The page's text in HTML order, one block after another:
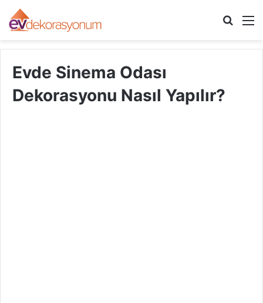
Arama
Evde Sinema Odası
Dekorasyonu Nasıl Yapılır?